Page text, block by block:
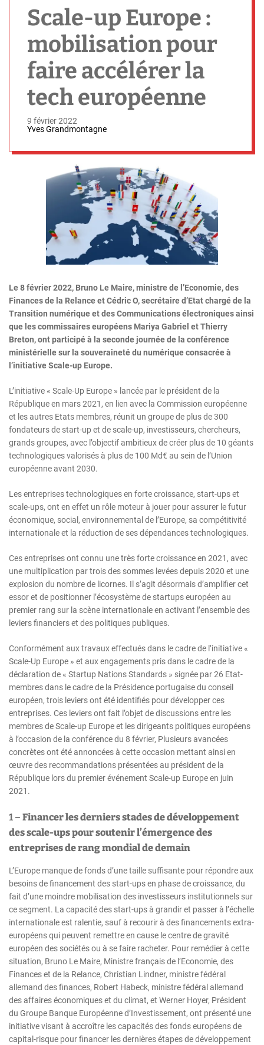
Scale-up Europe :
mobilisation pour
faire accélérer la
tech européenne
9 février 2022
Yves Grandmontagne
Le 8 février 2022, Bruno Le Maire, ministre de l’Economie, des
Finances de la Relance et Cédric O, secrétaire d’Etat chargé de la
Transition numérique et des Communications électroniques ainsi
que les commissaires européens Mariya Gabriel et Thierry
Breton, ont participé à la seconde journée de la conférence
ministérielle sur la souveraineté du numérique consacrée à
l’initiative Scale-up Europe.
L’initiative « Scale-Up Europe » lancée par le président de la
République en mars 2021, en lien avec la Commission européenne
et les autres Etats membres, réunit un groupe de plus de 300
fondateurs de start-up et de scale-up, investisseurs, chercheurs,
grands groupes, avec l’objectif ambitieux de créer plus de 10 géants
technologiques valorisés à plus de 100 Md€ au sein de l’Union
européenne avant 2030.
Les entreprises technologiques en forte croissance, start-ups et
scale-ups, ont en effet un rôle moteur à jouer pour assurer le futur
économique, social, environnemental de l’Europe, sa compétitivité
internationale et la réduction de ses dépendances technologiques.
Ces entreprises ont connu une très forte croissance en 2021, avec
une multiplication par trois des sommes levées depuis 2020 et une
explosion du nombre de licornes. Il s’agit désormais d’amplifier cet
essor et de positionner l’écosystème de startups européen au
premier rang sur la scène internationale en activant l’ensemble des
leviers financiers et des politiques publiques.
Conformément aux travaux effectués dans le cadre de l’initiative «
Scale-Up Europe » et aux engagements pris dans le cadre de la
déclaration de « Startup Nations Standards » signée par 26 Etat-
membres dans le cadre de la Présidence portugaise du conseil
européen, trois leviers ont été identifiés pour développer ces
entreprises. Ces leviers ont fait l’objet de discussions entre les
membres de Scale-up Europe et les dirigeants politiques européens
à l’occasion de la conférence du 8 février, Plusieurs avancées
concrètes ont été annoncées à cette occasion mettant ainsi en
œuvre des recommandations présentées au président de la
République lors du premier événement Scale-up Europe en juin
2021.
1 – Financer les derniers stades de développement
des scale-ups pour soutenir l’émergence des
entreprises de rang mondial de demain
L’Europe manque de fonds d’une taille suffisante pour répondre aux
besoins de financement des start-ups en phase de croissance, du
fait d’une moindre mobilisation des investisseurs institutionnels sur
ce segment. La capacité des start-ups à grandir et passer à l’échelle
internationale est ralentie, sauf à recourir à des financements extra-
européens qui peuvent remettre en cause le centre de gravité
européen des sociétés ou à se faire racheter. Pour remédier à cette
situation, Bruno Le Maire, Ministre français de l’Economie, des
Finances et de la Relance, Christian Lindner, ministre fédéral
allemand des finances, Robert Habeck, ministre fédéral allemand
des affaires économiques et du climat, et Werner Hoyer, Président
du Groupe Banque Européenne d’Investissement, ont présenté une
initiative visant à accroître les capacités des fonds européens de
capital-risque pour financer les dernières étapes de développement